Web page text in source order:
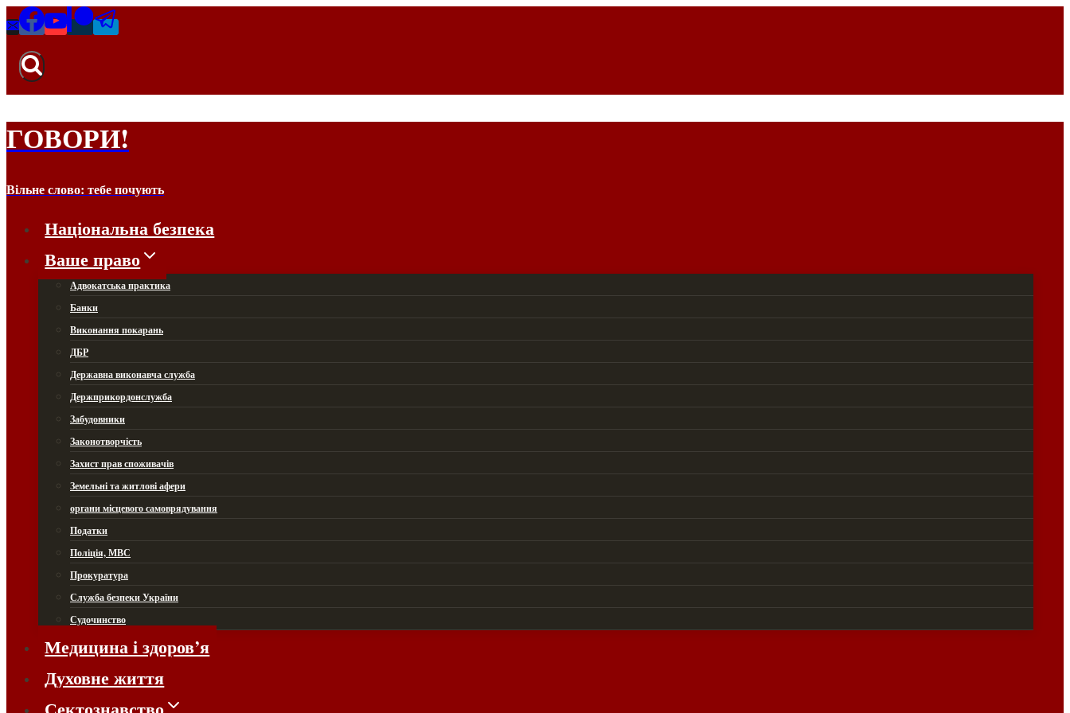
Перейти
до
вмісту
ГОВОРИ!
Вільне слово: тебе почують
Національна безпека
Ваше право
Адвокатська практика
Банки
Виконання покарань
ДБР
Державна виконавча служба
Держприкордонслужба
Забудовники
Законотворчість
Захист прав споживачів
Земельні та житлові афери
органи місцевого самоврядування
Податки
Поліція, МВС
Прокуратура
Служба безпеки України
Судочинство
Медицина і здоров’я
Духовне життя